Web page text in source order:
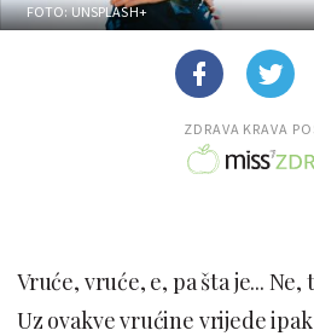
FOTO: UNSPLASH+
ZDRAVA KRAVA
Vruće, vruće, e, pa šta je...
Uz ovakve vrućine vrijede